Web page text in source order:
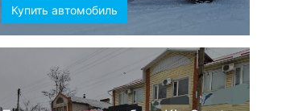
Купить автомобиль